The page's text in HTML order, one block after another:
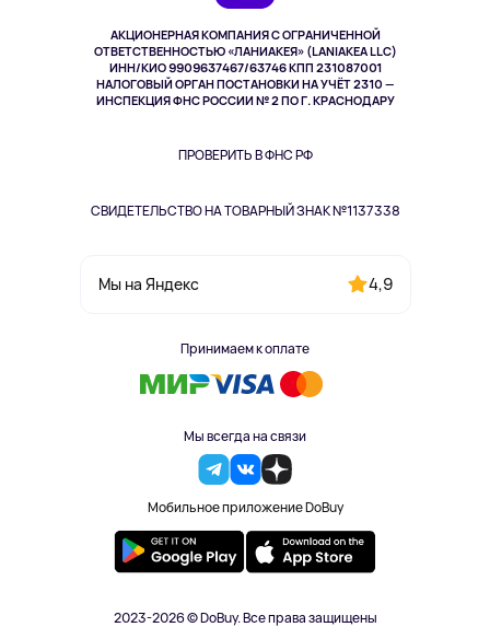
АКЦИОНЕРНАЯ КОМПАНИЯ С ОГРАНИЧЕННОЙ
ОТВЕТСТВЕННОСТЬЮ «ЛАНИАКЕЯ» (LANIAKEA LLC)
ИНН/КИО 9909637467/63746 КПП 231087001
НАЛОГОВЫЙ ОРГАН ПОСТАНОВКИ НА УЧЁТ 2310 —
ИНСПЕКЦИЯ ФНС РОССИИ № 2 ПО Г. КРАСНОДАРУ
ПРОВЕРИТЬ В ФНС РФ
СВИДЕТЕЛЬСТВО НА ТОВАРНЫЙ ЗНАК №1137338
Мы на Яндекс 4,9
Принимаем к оплате
Мы всегда на связи
Мобильное приложение DoBuy
Здоровье питомцев
Одежда и аксессуары
2023-2026 © DoBuy. Все права защищены